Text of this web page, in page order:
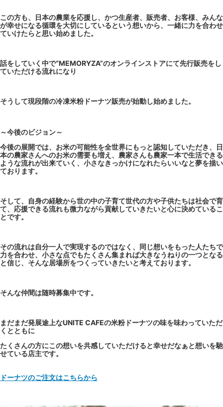
この方も、日本の農業を応援し、かつ生産者、販売者、お客様、みんな
が幸せになる循環を大切にしているという想いから、一緒に力を合わせ
ていけたらと思い始めました。
話をしていく中で“MEMORYZA”のオンラインストアにて先行販売をし
ていただける流れになり
そうして現段階の冷凍米粉ドーナツ販売が始動し始めました。
～今後のビジョン～
今後の展開では、お米の可能性を全世界にもっと認知していただき、日
本の農家さんへのお米の需要も増え、農家さんも農家一本で生活できる
ような流れが出来ていく、小さなきっかけになれたらいいなと夢を描い
ております。
そして、自身の経験から世の中の子育て世代の方や子供たちは社会で育
て、応援できる流れも微力ながら貢献していきたいと心に決めているこ
とです。
その流れは自分一人で実現するのではなく、同じ想いをもった人たちで
力を合わせ、小さな点でもたくさん集まれば大きなうねりの一つとなる
と信じ、そんな居場所をつくっていきたいと考えております。
そんな仲間は随時募集中です。
まだまだ発展途上なUNITE CAFEの米粉ドーナツの味を味わっていただ
くとともに
たくさんの方にこの想いを共感していただけると幸せだなぁと想いを馳
せている店主です。
ドーナツのご注文はこちらから